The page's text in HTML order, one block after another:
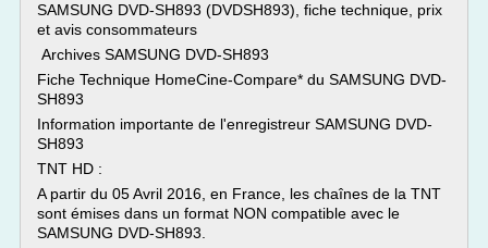
SAMSUNG DVD-SH893 (DVDSH893), fiche technique, prix
et avis consommateurs
Archives SAMSUNG DVD-SH893
Fiche Technique HomeCine-Compare* du SAMSUNG DVD-
SH893
Information importante de l'enregistreur SAMSUNG DVD-
SH893
TNT HD :
A partir du 05 Avril 2016, en France, les chaînes de la TNT
sont émises dans un format NON compatible avec le
SAMSUNG DVD-SH893.